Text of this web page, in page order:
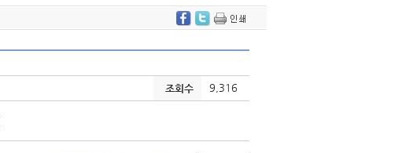
조회수 9,316